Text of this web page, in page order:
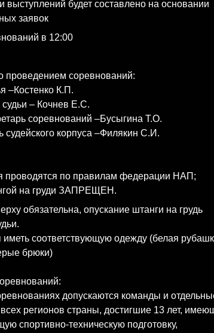
выступлений будет составлено на основании
заявок
в 12:00
проведением соревнований:
–Костенко К.П.
судьи – Кочнев Е.С.
соревнований –Бусыгина Т.О.
судейского корпуса –Филякин С.И.
проводятся по правилам федерации НАП;
на груди ЗАПРЕЩЕН.
обязательна, опускание штанги на грудь
соответствующую одежду (белая
брюки)
допускаются команды и
всех регионов страны, достигшие 13 лет,
спортивно-техническую подготовку,